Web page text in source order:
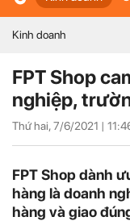
Kinh doanh
FPT Shop
nghiệp,
Thứ hai, 7/6/2021 |
FPT Shop dành
hàng là doanh
hàng và giao